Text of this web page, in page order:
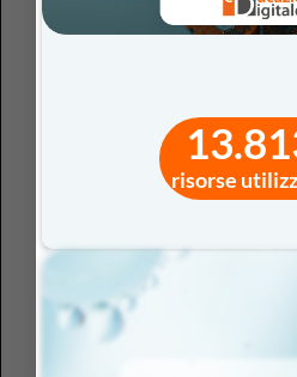
risorse
responsabilità
e poterenelle
consenso alla condivisione
revocabile e che la
o informazioni è una forma di
rischi di pratiche come sexting
based abuse, doxxing, deepfake.
L’educazione digitale
tecniche e competenze